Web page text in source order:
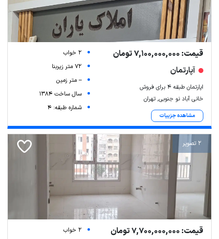
قیمت: 7,100,000,000 تومان
آپارتمان
اپارتمان طبقه 4 برای فروش
خانی آباد نو جنوبی, تهران
مشاهده جزییات
2 خواب
72 متر زیربنا
-- متر زمین
سال ساخت 1384
شماره طبقه: 4
2 تصویر
قیمت: 7,700,000,000 تومان
2 خواب